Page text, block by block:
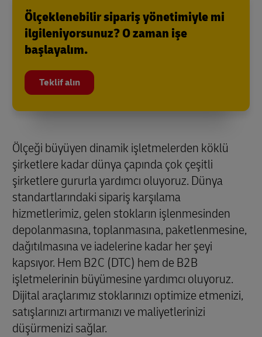
Ölçeklenebilir sipariş yönetimiyle mi
ilgileniyorsunuz? O zaman işe
başlayalım.
Teklif alın
Ölçeği büyüyen dinamik işletmelerden köklü
şirketlere kadar dünya çapında çok çeşitli
şirketlere gururla yardımcı oluyoruz. Dünya
standartlarındaki sipariş karşılama
hizmetlerimiz, gelen stokların işlenmesinden
depolanmasına, toplanmasına, paketlenmesine,
dağıtılmasına ve iadelerine kadar her şeyi
kapsıyor. Hem B2C (DTC) hem de B2B
işletmelerinin büyümesine yardımcı oluyoruz.
Dijital araçlarımız stoklarınızı optimize etmenizi,
satışlarınızı artırmanızı ve maliyetlerinizi
düşürmenizi sağlar.